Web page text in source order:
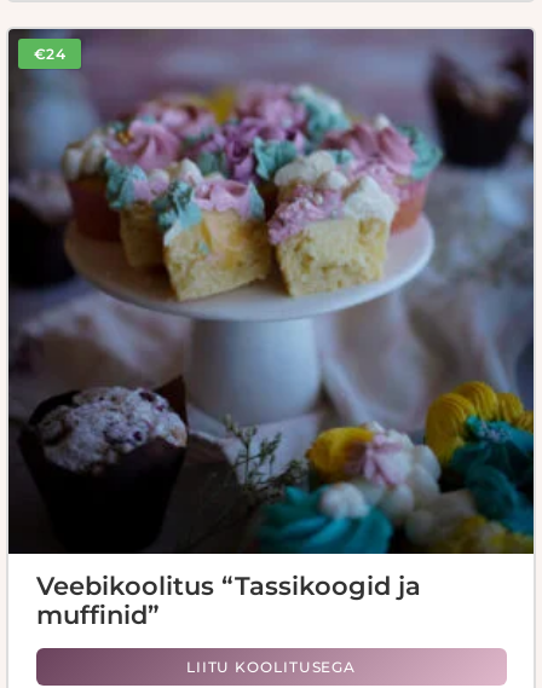
€24
Veebikoolitus “Tassikoogid ja
muffinid”
LIITU KOOLITUSEGA